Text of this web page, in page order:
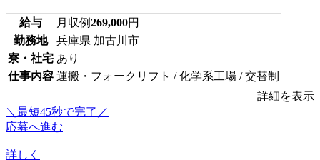
給与 月収例269,000円
勤務地
兵庫県 加古川市
寮・社宅 あり
仕事内容 運搬・フォークリフト / 化学系工場 / 交替制
詳細を表示
＼最短45秒で完了／
応募へ進む
詳しく